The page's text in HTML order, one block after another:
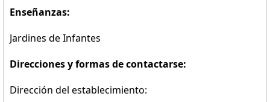
Enseñanzas:
Jardines de Infantes
Direcciones y formas de contactarse:
Dirección del establecimiento: